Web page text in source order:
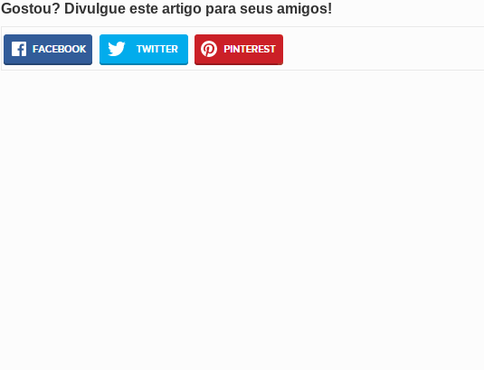
Gostou? Divulgue este artigo para seus amigos!